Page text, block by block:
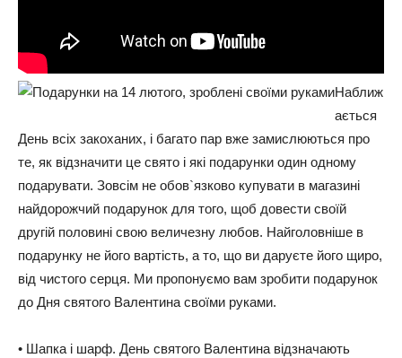
Наближ
ається
День всіх закоханих, і багато пар вже замислюються про
те, як відзначити це свято і які подарунки один одному
подарувати. Зовсім не обов`язково купувати в магазині
найдорожчий подарунок для того, щоб довести своїй
другій половині свою величезну любов. Найголовніше в
подарунку не його вартість, а то, що ви даруєте його щиро,
від чистого серця. Ми пропонуємо вам зробити подарунок
до Дня святого Валентина своїми руками.
• Шапка і шарф. День святого Валентина відзначають